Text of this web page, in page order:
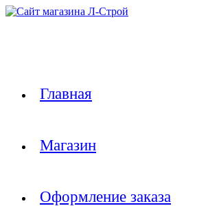
Перейти
Главная
Магазин
Оформление заказа